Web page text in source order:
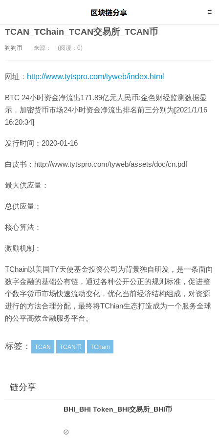
TCAN_TChain_TCAN交易所_TCAN币
狗狗币 来源： (阅读：0)
网址： http://www.tytspro.com/tyweb/index.html
BTC 24小时资金净流出171.89亿元人民币:金色财经监测数据显
示，加密货币市场24小时资金净流出排名前三分别为[2021/1/16
16:20:34]
发行时间：2020-01-16
白皮书：http://www.tytspro.com/tyweb/assets/doc/cn.pdf
最大供应量：
总供应量：
核心算法：
激励机制：
TChain以美国TY天使基金投资公司为背景独自研发，是一条面向
数字金融的基础公有链，通过各种公开公正的规则标准，促进整
个数字货币市场快速流动变化，优化当前经济结构组成，对资源
进行的方法合理分配，最终将TChian生态打造成为一个服务全球
的公平高效金融服务平台。
标签： TCAN TCAN币 TChain
链分享
BHI_BHI Token_BHI交易所_BHI币